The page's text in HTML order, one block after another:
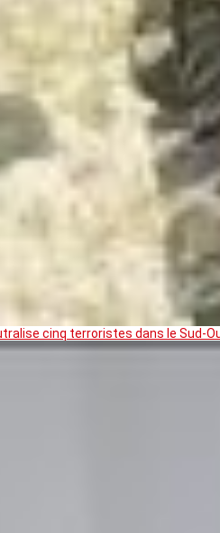
cinq terroristes dans le Sud-